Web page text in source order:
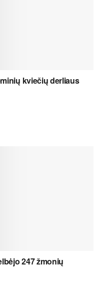
kviečių derliaus
247 žmonių